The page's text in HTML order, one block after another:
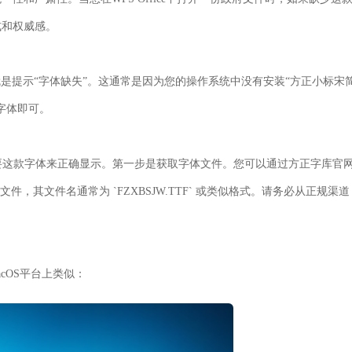
权威感。
提示“字体缺失”。这通常是因为您的操作系统中没有安装“方正小标宋
即可。
款字体来正确显示。第一步是获取字体文件。您可以通过方正字库官
件，其文件名通常为 `FZXBSJW.TTF` 或类似格式。请务必从正规渠道
平台上类似：